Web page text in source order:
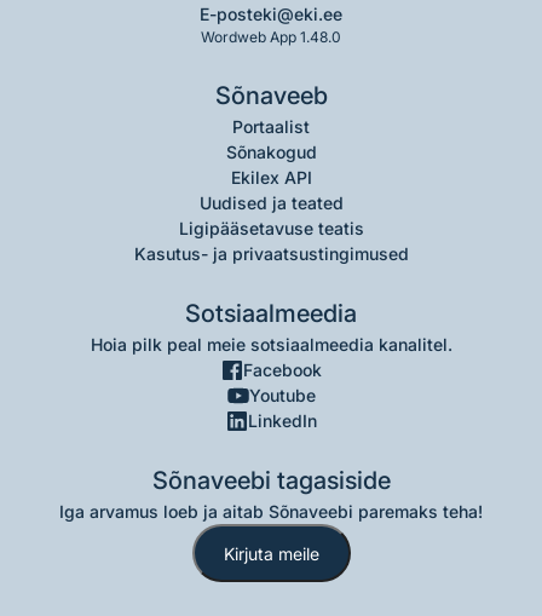
E-posteki@eki.ee
Wordweb App 1.48.0
Sõnaveeb
Portaalist
Sõnakogud
Ekilex API
Uudised ja teated
Ligipääsetavuse teatis
Kasutus- ja privaatsustingimused
Sotsiaalmeedia
Hoia pilk peal meie sotsiaalmeedia kanalitel.
Facebook
Youtube
LinkedIn
Sõnaveebi tagasiside
Iga arvamus loeb ja aitab Sõnaveebi paremaks teha!
Kirjuta meile